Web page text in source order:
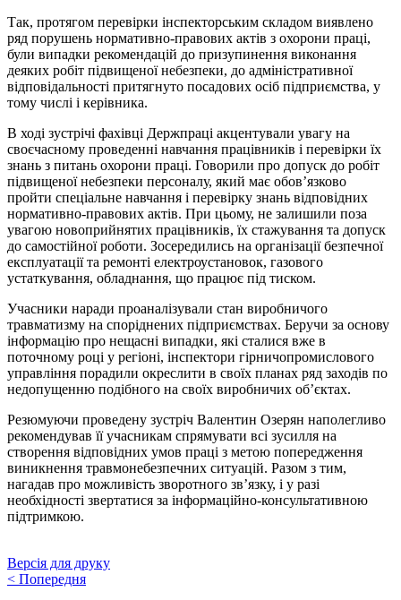
Так, протягом перевірки інспекторським складом виявлено
ряд порушень нормативно-правових актів з охорони праці,
були випадки рекомендацій до призупинення виконання
деяких робіт підвищеної небезпеки, до адміністративної
відповідальності притягнуто посадових осіб підприємства, у
тому числі і керівника.
В ході зустрічі фахівці Держпраці акцентували увагу на
своєчасному проведенні навчання працівників і перевірки їх
знань з питань охорони праці. Говорили про допуск до робіт
підвищеної небезпеки персоналу, який має обов’язково
пройти спеціальне навчання і перевірку знань відповідних
нормативно-правових актів. При цьому, не залишили поза
увагою новоприйнятих працівників, їх стажування та допуск
до самостійної роботи. Зосередились на організації безпечної
експлуатації та ремонті електроустановок, газового
устаткування, обладнання, що працює під тиском.
Учасники наради проаналізували стан виробничого
травматизму на споріднених підприємствах. Беручи за основу
інформацію про нещасні випадки, які сталися вже в
поточному році у регіоні, інспектори гірничопромислового
управління порадили окреслити в своїх планах ряд заходів по
недопущенню подібного на своїх виробничих об’єктах.
Резюмуючи проведену зустріч Валентин Озерян наполегливо
рекомендував її учасникам спрямувати всі зусилля на
створення відповідних умов праці з метою попередження
виникнення травмонебезпечних ситуацій. Разом з тим,
нагадав про можливість зворотного зв’язку, і у разі
необхідності звертатися за інформаційно-консультативною
підтримкою.
Версія для друку
< Попередня